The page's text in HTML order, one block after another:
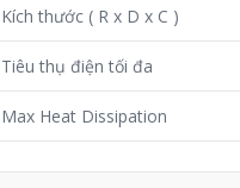
Kích thước ( R x D x C )
Tiêu thụ điện tối đa
Max Heat Dissipation